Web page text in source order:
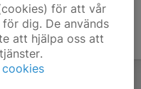
för att vår
dig. De används
att hjälpa oss att
cookies